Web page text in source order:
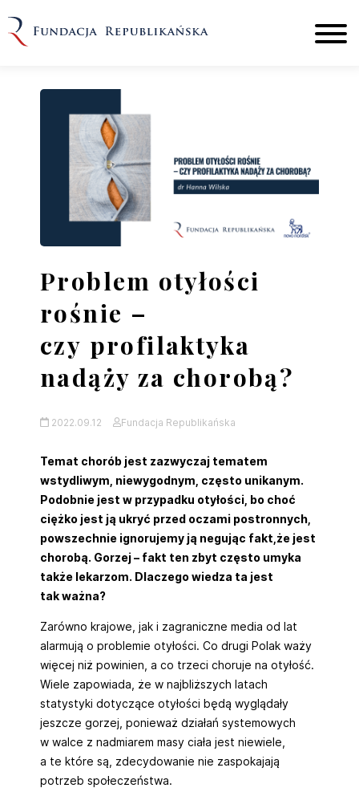
Problem otyłości
rośnie –
czy profilaktyka
nadąży za chorobą?
2022.09.12 Fundacja Republikańska
Temat chorób jest zazwyczaj tematem
wstydliwym, niewygodnym, często unikanym.
Podobnie jest w przypadku otyłości, bo choć
ciężko jest ją ukryć przed oczami postronnych,
powszechnie ignorujemy ją negując fakt,że jest
chorobą. Gorzej – fakt ten zbyt często umyka
także lekarzom. Dlaczego wiedza ta jest
tak ważna?
Zarówno krajowe, jak i zagraniczne media od lat
alarmują o problemie otyłości. Co drugi Polak waży
więcej niż powinien, a co trzeci choruje na otyłość.
Wiele zapowiada, że w najbliższych latach
statystyki dotyczące otyłości będą wyglądały
jeszcze gorzej, ponieważ działań systemowych
w walce z nadmiarem masy ciała jest niewiele,
a te które są, zdecydowanie nie zaspokajają
potrzeb społeczeństwa.